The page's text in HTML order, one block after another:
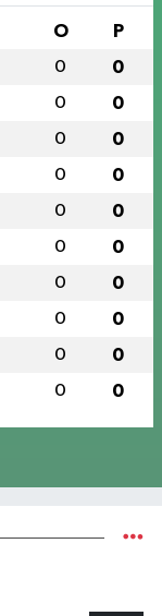
O P
0 0
0 0
0 0
0 0
0 0
0 0
0 0
0 0
0 0
0 0